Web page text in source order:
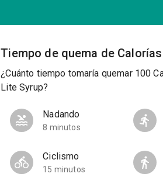
Tiempo de quema de Calorías
¿Cuánto tiempo tomaría quemar 100
Lite Syrup?
Nadando
8 minutos
Ciclismo
15 minutos